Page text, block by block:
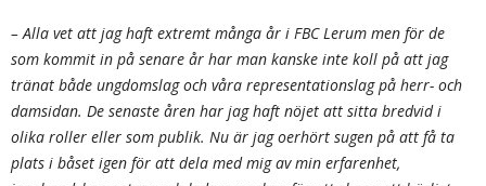
– Alla vet att jag haft extremt många år i FBC Lerum men för de
som kommit in på senare år har man kanske inte koll på att jag
tränat både ungdomslag och våra representationslag på herr- och
damsidan. De senaste åren har jag haft nöjet att sitta bredvid i
olika roller eller som publik. Nu är jag oerhört sugen på att få ta
plats i båset igen för att dela med mig av min erfarenhet,